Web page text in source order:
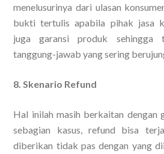
menelusurinya dari ulasan
bukti tertulis apabila pihak jasa
juga garansi produk sehingga
tanggung-jawab yang sering
8. Skenario Refund
Hal inilah masih berkaitan dengan
sebagian kasus, refund bisa
diberikan tidak pas dengan yang